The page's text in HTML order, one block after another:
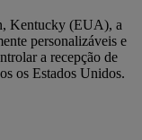
Kentucky (EUA), a
personalizáveis ​​e
a recepção de
os Estados Unidos.